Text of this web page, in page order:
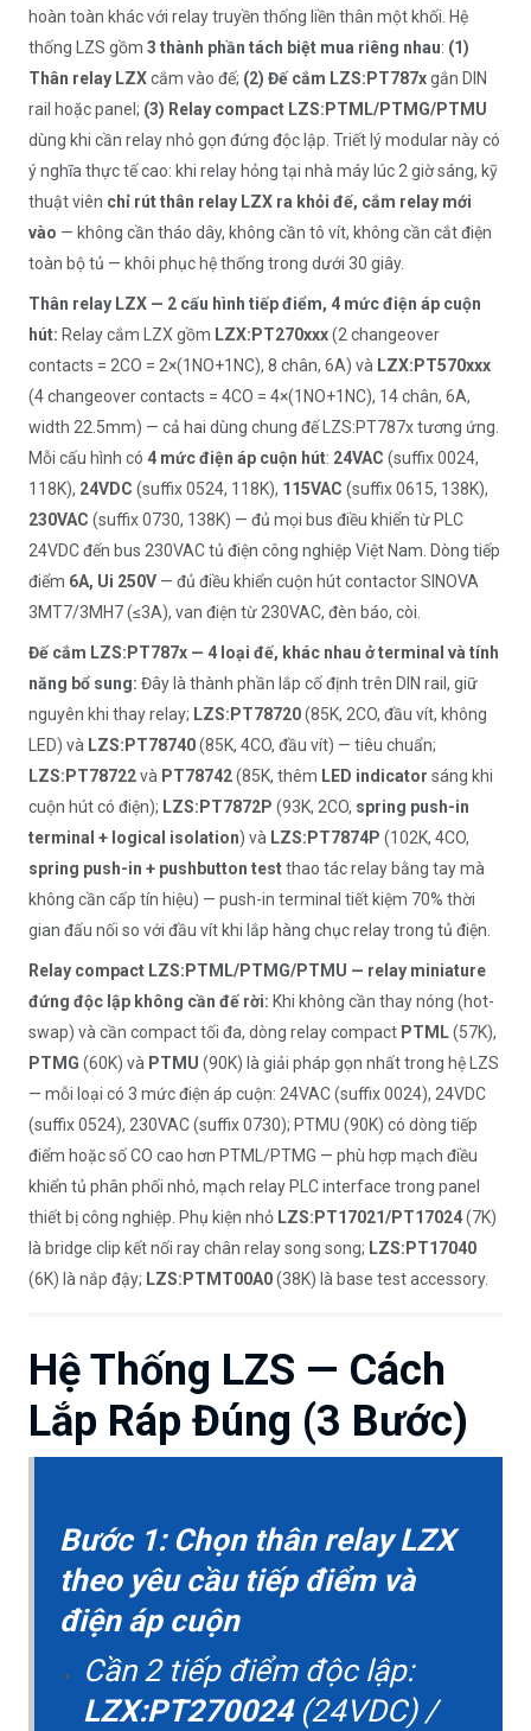
hoàn toàn khác với relay truyền thống liền thân một khối. Hệ
thống LZS gồm 3 thành phần tách biệt mua riêng nhau: (1)
Thân relay LZXcắm vào đế; (2) Đế cắm LZS:PT787xgắn DIN
rail hoặc panel; (3) Relay compact LZS:PTML/PTMG/PTMU
dùng khi cần relay nhỏ gọn đứng độc lập. Triết lý modular này có
ý nghĩa thực tế cao: khi relay hỏng tại nhà máy lúc 2 giờ sáng, kỹ
thuật viên chỉ rút thân relay LZX ra khỏi đế, cắm relay mới
vào — không cần tháo dây, không cần tô vít, không cần cắt điện
toàn bộ tủ — khôi phục hệ thống trong dưới 30 giây.
Thân relay LZX — 2 cấu hình tiếp điểm, 4 mức điện áp cuộn
hút: Relay cắm LZX gồm LZX:PT270xxx(2 changeover
contacts = 2CO = 2×(1NO+1NC), 8 chân, 6A) và LZX:PT570xxx
(4 changeover contacts = 4CO = 4×(1NO+1NC), 14 chân, 6A,
width 22.5mm) — cả hai dùng chung đế LZS:PT787x tương ứng.
Mỗi cấu hình có 4 mức điện áp cuộn hút: 24VAC (suffix 0024,
118K), 24VDC (suffix 0524, 118K), 115VAC (suffix 0615, 138K),
230VAC (suffix 0730, 138K) — đủ mọi bus điều khiển từ PLC
24VDC đến bus 230VAC tủ điện công nghiệp Việt Nam. Dòng tiếp
điểm 6A, Ui 250V — đủ điều khiển cuộn hút contactor SINOVA
3MT7/3MH7 (≤3A), van điện từ 230VAC, đèn báo, còi.
Đế cắm LZS:PT787x — 4 loại đế, khác nhau ở terminal và tính
năng bổ sung: Đây là thành phần lắp cố định trên DIN rail, giữ
nguyên khi thay relay; LZS:PT78720(85K, 2CO, đầu vít, không
LED) và LZS:PT78740(85K, 4CO, đầu vít) — tiêu chuẩn;
LZS:PT78722và PT78742(85K, thêm LED indicator sáng khi
cuộn hút có điện); LZS:PT7872P (93K, 2CO, spring push-in
terminal + logical isolation) và LZS:PT7874P (102K, 4CO,
spring push-in + pushbutton testthao tác relay bằng tay mà
không cần cấp tín hiệu) — push-in terminal tiết kiệm 70% thời
gian đấu nối so với đầu vít khi lắp hàng chục relay trong tủ điện.
Relay compact LZS:PTML/PTMG/PTMU — relay miniature
đứng độc lập không cần đế rời: Khi không cần thay nóng (hot-
swap) và cần compact tối đa, dòng relay compact PTML(57K),
PTMG (60K) và PTMU (90K) là giải pháp gọn nhất trong hệ LZS
— mỗi loại có 3 mức điện áp cuộn: 24VAC (suffix 0024), 24VDC
(suffix 0524), 230VAC (suffix 0730); PTMU (90K) có dòng tiếp
điểm hoặc số CO cao hơn PTML/PTMG — phù hợp mạch điều
khiển tủ phân phối nhỏ, mạch relay PLC interface trong panel
thiết bị công nghiệp. Phụ kiện nhỏ LZS:PT17021/PT17024(7K)
là bridge clip kết nối ray chân relay song song; LZS:PT17040
(6K) là nắp đậy; LZS:PTMT00A0(38K) là base test accessory.
Hệ Thống LZS — Cách
Lắp Ráp Đúng (3 Bước)
Bước 1: Chọn thân relay LZX
theo yêu cầu tiếp điểm và
điện áp cuộn
Cần 2 tiếp điểm độc lập:
LZX:PT270024(24VDC) /